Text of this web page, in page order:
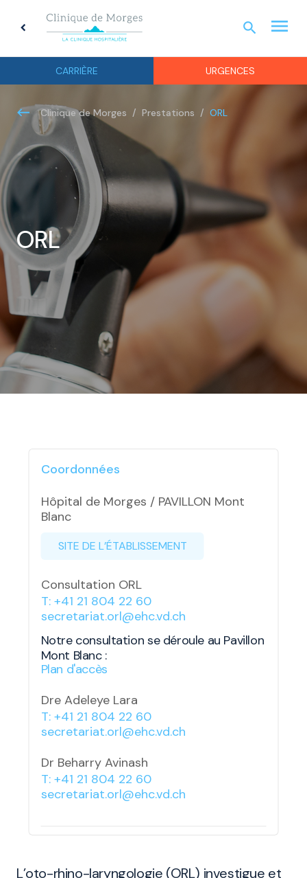
chevron_left
CARRIÈRE URGENCES
search menu
Clinique de Morges Prestations ORL
ORL
L’oto-rhino-laryngologie (ORL) investigue et
Coordonnées
Hôpital de Morges / PAVILLON Mont
Blanc
SITE DE L’ÉTABLISSEMENT
Consultation ORL
T: +41 21 804 22 60
secretariat.orl@ehc.vd.ch
Notre consultation se déroule au Pavillon
Mont Blanc :
Plan d'accès
Dre Adeleye Lara
T: +41 21 804 22 60
secretariat.orl@ehc.vd.ch
Dr Beharry Avinash
T: +41 21 804 22 60
secretariat.orl@ehc.vd.ch